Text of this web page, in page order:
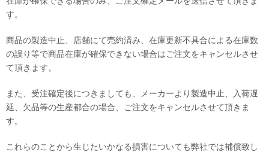
す。
商品の製造中止、店舗にて売約済み、在庫更新不具合による在庫数
の誤り等で商品在庫が確保できない場合はご注文をキャンセルさせ
て頂きます。
また、受注確定後につきましても、メーカーより製造中止、入荷遅
延、欠品等の生産都合の場合、ご注文をキャンセルさせて頂きま
す。
これらのことから生じたいかなる損害についても弊社では補償致し